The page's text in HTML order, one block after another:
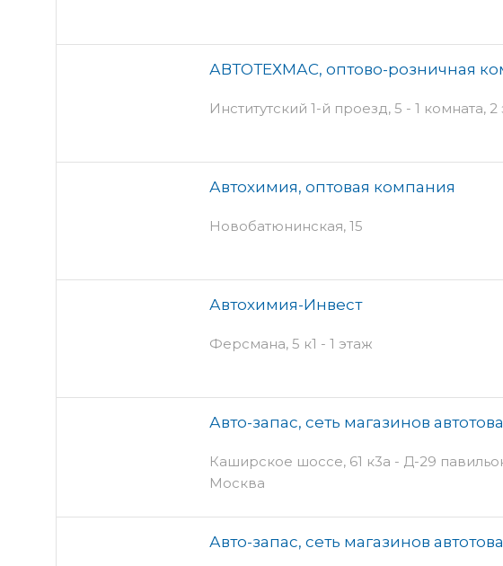
АВТОТЕХМАС, оптово-розничная
Институтский 1-й проезд, 5 - 1 комната, 2
Автохимия, оптовая компания
Новобатюнинская, 15
Автохимия-Инвест
Ферсмана, 5 к1 - 1 этаж
Авто-запас, сеть магазинов
Каширское шоссе, 61 к3а - Д-29
Москва
Авто-запас, сеть магазинов